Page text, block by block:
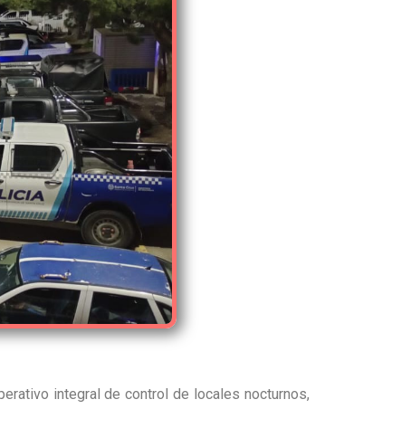
integral de control de locales nocturnos,